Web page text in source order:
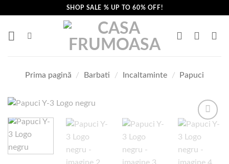
content
SHOP SALE % UP TO 60% OFF!
Prima pagină / Barbati / Incaltaminte / Papuci